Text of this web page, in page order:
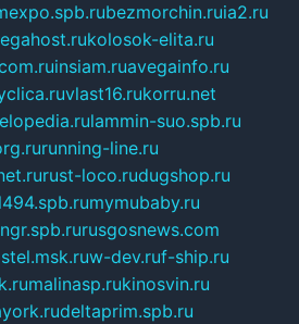
bezmorchin.ruia2.ru
kolosok-elita.ru
insiam.ruavegainfo.ru
vlast16.rukorru.net
lammin-suo.spb.ru
running-line.ru
rust-loco.rudugshop.ru
mymubaby.ru
ngr.spb.rurusgosnews.com
w-dev.ruf-ship.ru
malinasp.rukinosvin.ru
deltaprim.spb.ru